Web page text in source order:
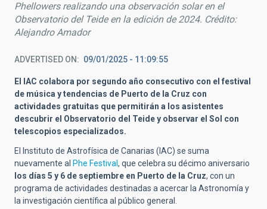
Phellowers realizando una observación solar en el
Observatorio del Teide en la edición de 2024. Crédito:
Alejandro Amador
ADVERTISED ON 09/01/2025 - 11:09:55
El IAC colabora por segundo año consecutivo con el festival
de música y tendencias de Puerto de la Cruz con
actividades gratuitas que permitirán a los asistentes
descubrir el Observatorio del Teide y observar el Sol con
telescopios especializados.
El Instituto de Astrofísica de Canarias (IAC) se suma
nuevamente al Phe Festival, que celebra su décimo aniversario
los días 5 y 6 de septiembre en Puerto de la Cruz, con un
programa de actividades destinadas a acercar la Astronomía y
la investigación científica al público general.